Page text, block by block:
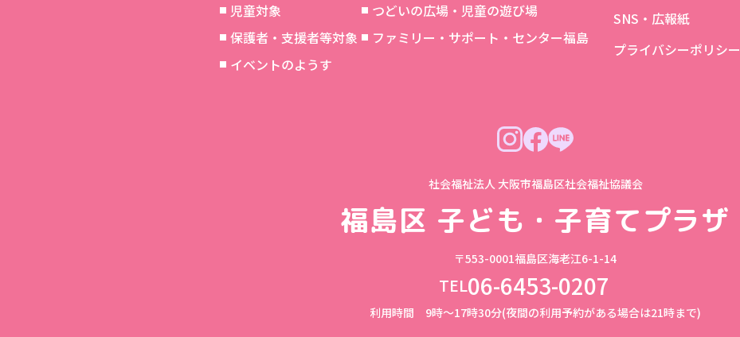
児童対象
保護者・支援者等対象
イベントのようす
つどいの広場・児童の遊び場
ファミリー・サポート・センター福島
SNS・広報紙
プライバシーポリシー
社会福祉法人 大阪市福島区社会福祉協議会
福島区 子ども・子育てプラザ
〒553-0001福島区海老江6-1-14
TEL06-6453-0207
利用時間 9時～17時30分(夜間の利用予約がある場合は21時まで)